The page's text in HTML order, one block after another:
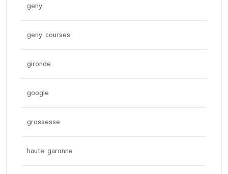
geny
geny courses
gironde
google
grossesse
haute garonne